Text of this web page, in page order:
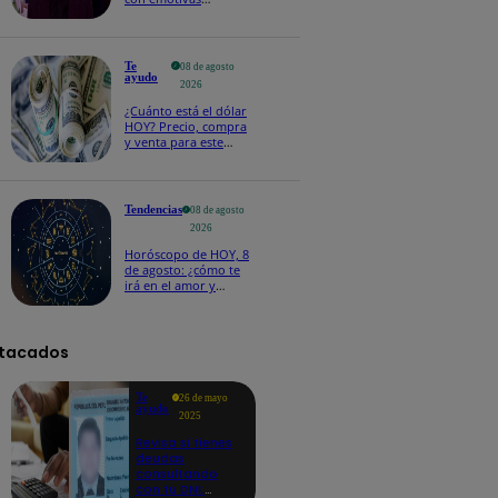
Te
ayudo
08 de agosto
2026
¿Cuánto está el dólar
HOY? Precio, compra
y venta para este
Tendencias
08 de agosto
2026
Horóscopo de HOY, 8
de agosto: ¿cómo te
irá en el amor y
Te
ayudo
26 de mayo
2025
Revisa si tienes
deudas
consultando
con tu DNI: